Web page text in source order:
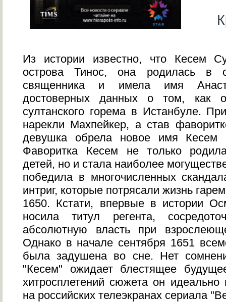
Из истории известно, что Кесем
острова Тинос, она родилась в
священника и имела имя
достоверных данных о том, как
султанского горема в Истанбуле.
нарекли Махпейкер, а став
девушка обрела новое имя Кесем
Фаворитка Кесем не только
детей, но и стала наиболее
победила в многочисленных
интриг, которые потрясали жизнь
1650. Кстати, впервые в истории
носила титул регента,
абсолютную власть при
Однако в начале сентября 1651
была задушена во сне. Нет
"Кесем" ожидает блестящее
хитросплетений сюжета он
на российских телеэкранах сериала